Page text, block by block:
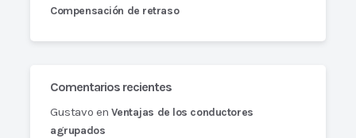
Compensación de retraso
Comentarios recientes
Gustavo enVentajas de los conductores
agrupados